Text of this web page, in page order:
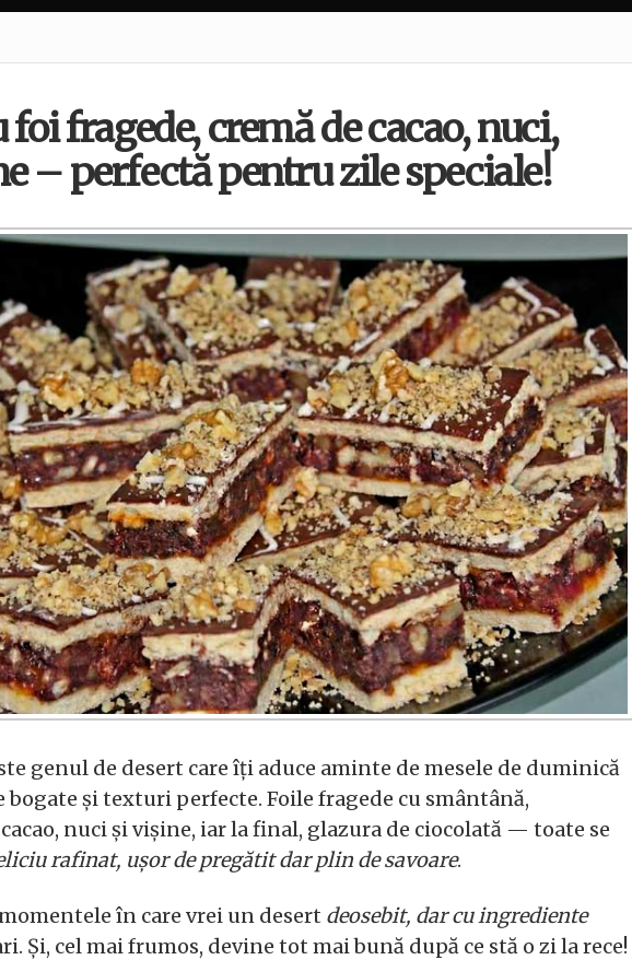
fragede, cremă de cacao, nuci,
– perfectă pentru zile speciale!
genul de desert care îți aduce aminte de mesele de duminică
bogate și texturi perfecte. Foile fragede cu smântână,
nuci și vișine, iar la final, glazura de ciocolată — toate se
rafinat, ușor de pregătit dar plin de savoare.
în care vrei un desert deosebit, dar cu ingrediente
Și, cel mai frumos, devine tot mai bună după ce stă o zi la rece!